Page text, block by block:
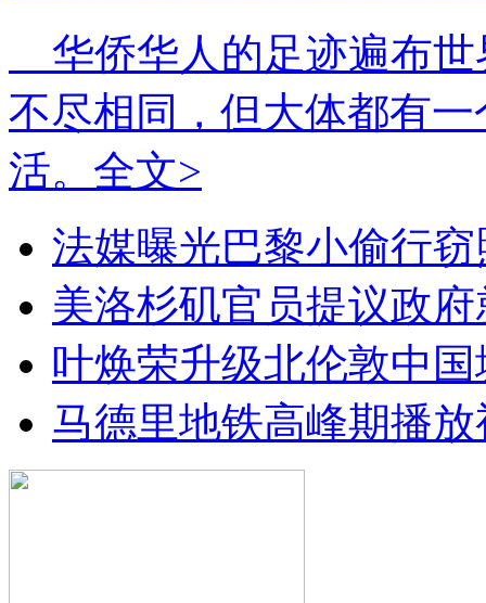
华侨华人的足迹遍布世
不尽相同，但大体都有
活。 全文>
法媒曝光巴黎小偷行
美洛杉矶官员提议政
叶焕荣升级北伦敦中
马德里地铁高峰期播